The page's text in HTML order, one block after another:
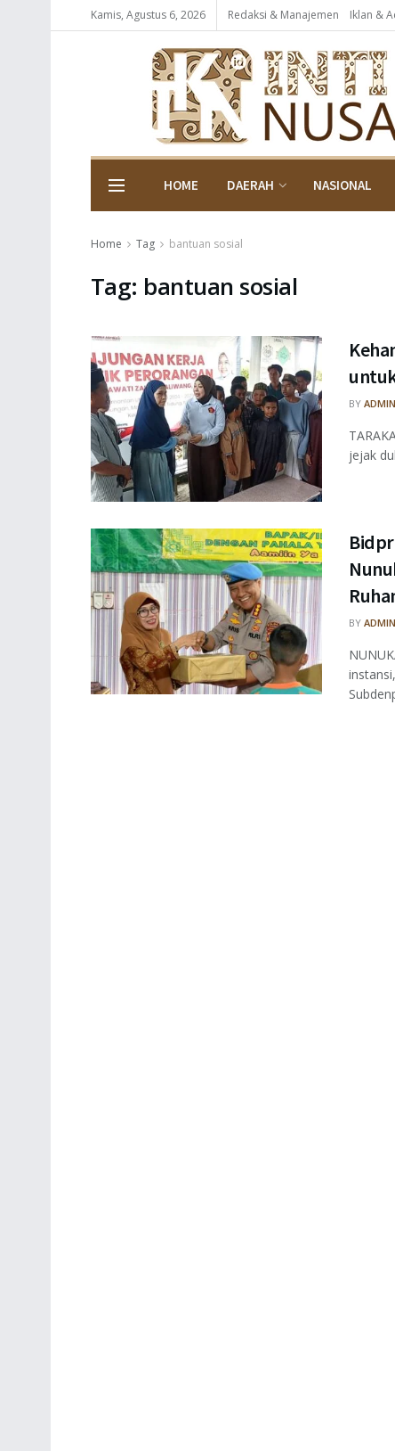
Kamis, Agustus 6, 2026 Redaksi & Manajemen Iklan &
HOME DAERAH NASIONAL
Home Tag bantuan sosial
Tag: bantuan sosial
BY ADMIN
jejak
BY ADMIN